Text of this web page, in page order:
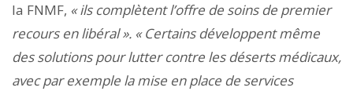
la FNMF, « ils complètent l’offre de soins de premier
recours en libéral ». « Certains développent même
des solutions pour lutter contre les déserts médicaux,
avec par exemple la mise en place de services